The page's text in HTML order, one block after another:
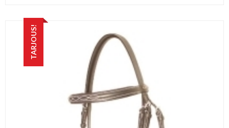
TARJOUS!